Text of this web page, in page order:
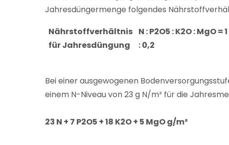
Jahresdüngermenge folgendes
Nährstoffverhältnis
für Jahresdüngung
N : P2O5 : K2O : MgO =
: 0,2
Bei einer ausgewogenen
einem N-Niveau von 23 g N/m² für die
23 N + 7 P2O5 + 18 K2O + 5 MgO g/m²